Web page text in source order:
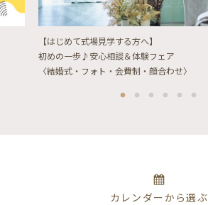
【はじめて式場見学する方へ】
初めの一歩♪安心相談＆体験フェア
〈結婚式・フォト・会費制・顔合わせ〉
カレンダーから選ぶ